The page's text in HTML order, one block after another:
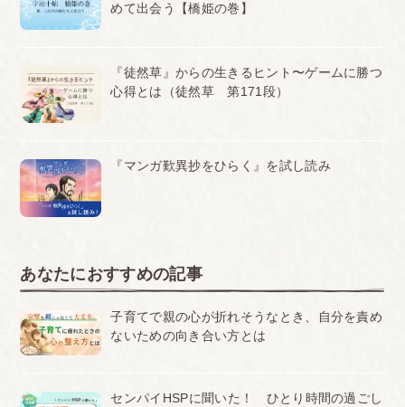
めて出会う【橋姫の巻】
『徒然草』からの生きるヒント〜ゲームに勝つ
心得とは（徒然草 第171段）
『マンガ歎異抄をひらく』を試し読み
あなたにおすすめの記事
子育てで親の心が折れそうなとき、自分を責め
ないための向き合い方とは
センパイHSPに聞いた！ ひとり時間の過ごし